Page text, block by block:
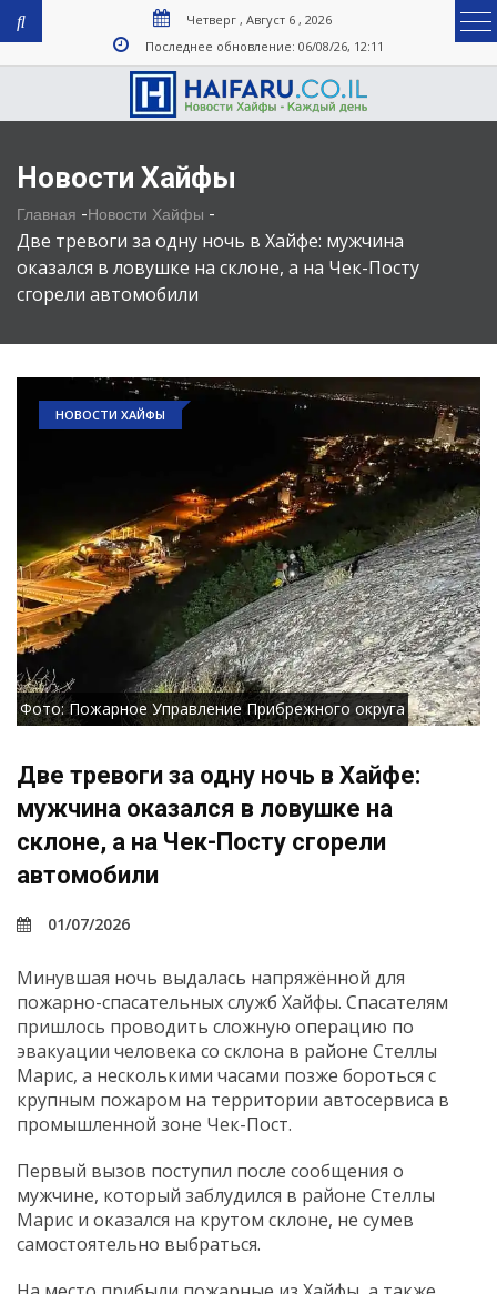
Четверг , Август 6 , 2026
Последнее обновление: 06/08/26, 12:11
Новости Хайфы
Главная -Новости Хайфы -
Две тревоги за одну ночь в Хайфе: мужчина
оказался в ловушке на склоне, а на Чек-Посту
сгорели автомобили
НОВОСТИ ХАЙФЫ
Фото: Пожарное Управление Прибрежного округа
Две тревоги за одну ночь в Хайфе:
мужчина оказался в ловушке на
склоне, а на Чек-Посту сгорели
автомобили
01/07/2026
Минувшая ночь выдалась напряжённой для
пожарно-спасательных служб Хайфы. Спасателям
пришлось проводить сложную операцию по
эвакуации человека со склона в районе Стеллы
Марис, а несколькими часами позже бороться с
крупным пожаром на территории автосервиса в
промышленной зоне Чек-Пост.
Первый вызов поступил после сообщения о
мужчине, который заблудился в районе Стеллы
Марис и оказался на крутом склоне, не сумев
самостоятельно выбраться.